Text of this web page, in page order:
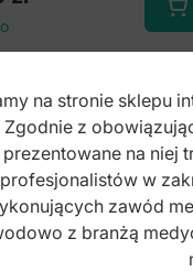
na stronie sklepu
Zgodnie z
prezentowane na niej
profesjonalistów w
zawód
z branżą